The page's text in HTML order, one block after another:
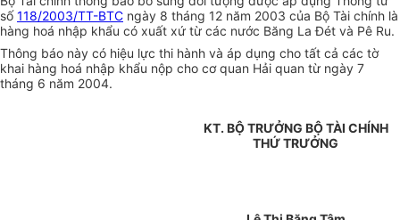
số118/2003/TT-BTC ngày 8 tháng 12 năm 2003 của Bộ Tài chính là
hàng hoá nhập khẩu có xuất xứ từ các nước Băng La Đét và Pê Ru.
Thông báo này có hiệu lực thi hành và áp dụng cho tất cả các tờ
khai hàng hoá nhập khẩu nộp cho cơ quan Hải quan từ ngày 7
tháng 6 năm 2004.
KT. BỘ TRƯỞNG BỘ TÀI CHÍNH
THỨ TRƯỞNG